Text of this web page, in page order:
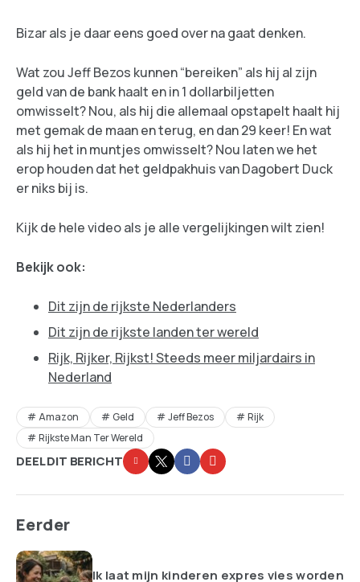
Bizar als je daar eens goed over na gaat denken.
Wat zou Jeff Bezos kunnen “bereiken” als hij al zijn
geld van de bank haalt en in 1 dollarbiljetten
omwisselt? Nou, als hij die allemaal opstapelt haalt hij
met gemak de maan en terug, en dan 29 keer! En wat
als hij het in muntjes omwisselt? Nou laten we het
erop houden dat het geldpakhuis van Dagobert Duck
er niks bij is.
Kijk de hele video als je alle vergelijkingen wilt zien!
Bekijk ook:
Dit zijn de rijkste Nederlanders
Dit zijn de rijkste landen ter wereld
Rijk, Rijker, Rijkst! Steeds meer miljardairs in
Nederland
Amazon Geld Jeff Bezos
Rijk
Rijkste Man Ter Wereld
DEEL DIT BERICHT
Eerder
Ik laat mijn kinderen expres vies worden